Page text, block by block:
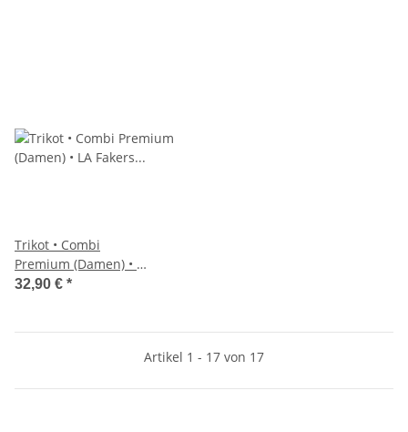
Trikot • Combi
Premium (Damen) • LA
Fakers •
32,90 € *
Artikel 1 - 17 von 17